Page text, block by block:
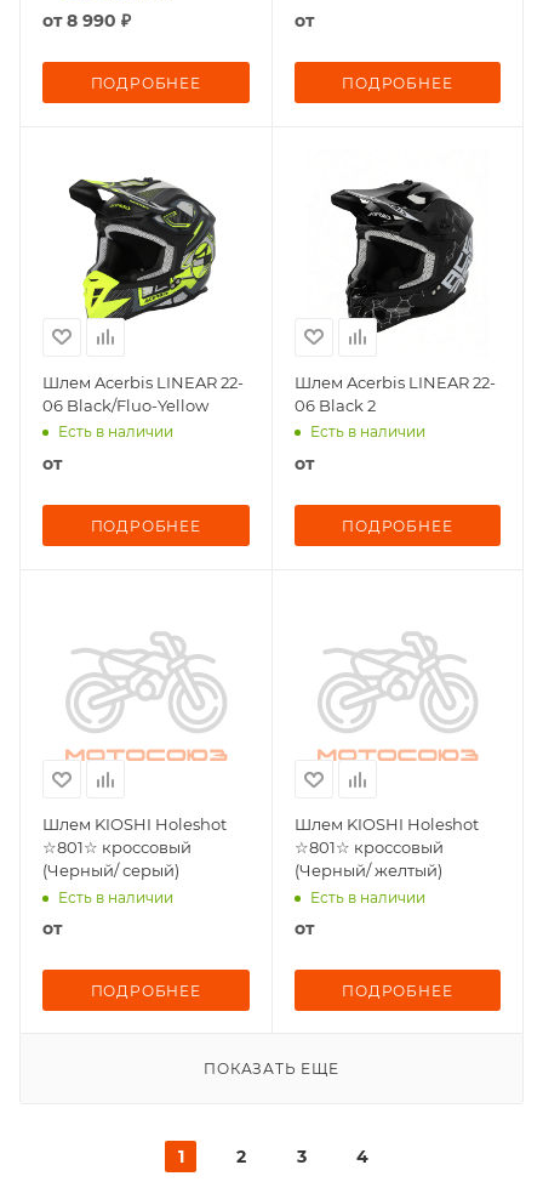
от8 990 ₽
ПОДРОБНЕЕ
от
ПОДРОБНЕЕ
Шлем Acerbis LINEAR 22-
06 Black/Fluo-Yellow
Есть в наличии
от
ПОДРОБНЕЕ
Шлем Acerbis LINEAR 22-
06 Black 2
Есть в наличии
от
ПОДРОБНЕЕ
Шлем KIOSHI Holeshot
☆801☆ кроссовый
(Черный/ серый)
Есть в наличии
от
ПОДРОБНЕЕ
Шлем KIOSHI Holeshot
☆801☆ кроссовый
(Черный/ желтый)
Есть в наличии
от
ПОДРОБНЕЕ
ПОКАЗАТЬ ЕЩЕ
1 2 3 4